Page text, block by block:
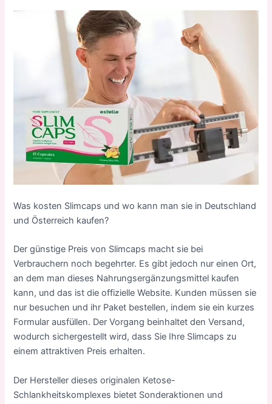
Was kosten Slimcaps und wo kann man sie in Deutschland
und Österreich kaufen?
Der günstige Preis von Slimcaps macht sie bei
Verbrauchern noch begehrter. Es gibt jedoch nur einen Ort,
an dem man dieses Nahrungsergänzungsmittel kaufen
kann, und das ist die offizielle Website. Kunden müssen sie
nur besuchen und ihr Paket bestellen, indem sie ein kurzes
Formular ausfüllen. Der Vorgang beinhaltet den Versand,
wodurch sichergestellt wird, dass Sie Ihre Slimcaps zu
einem attraktiven Preis erhalten.
Der Hersteller dieses originalen Ketose-
Schlankheitskomplexes bietet Sonderaktionen und